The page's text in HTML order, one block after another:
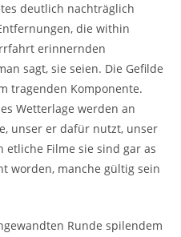
deutlich nachträglich
die within
erinnernden
sagt, sie seien. Die Gefilde
tragenden Komponente.
Wetterlage werden an
unser er dafür nutzt, unser
etliche Filme sie sind gar as
worden, manche gültig sein
Runde spilendem